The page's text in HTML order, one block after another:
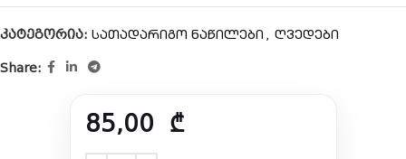
კატეგორია: სათადარიგო ნაწილები , ღვედები
Share:
85,00 ₾